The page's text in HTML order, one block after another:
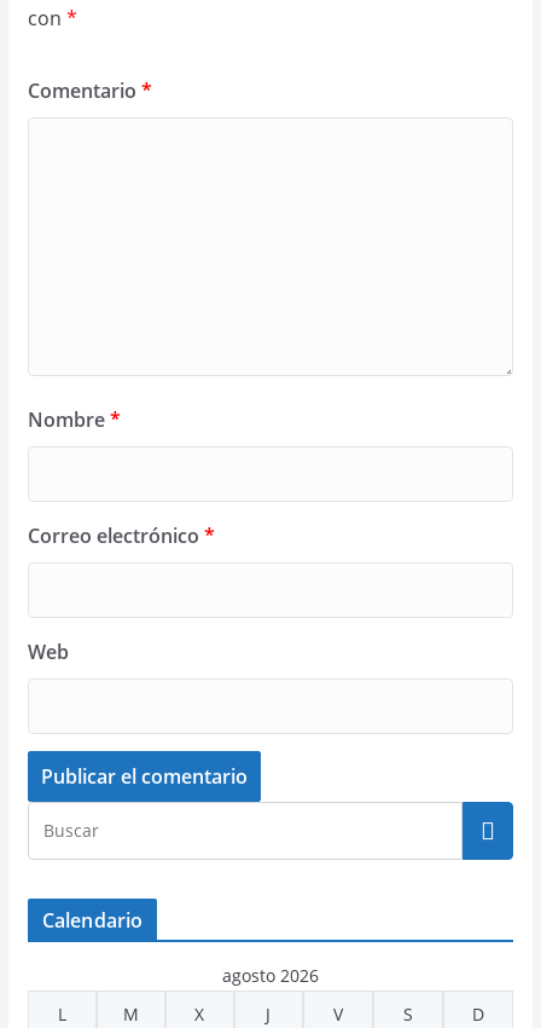
con *
Comentario *
Nombre*
Correo electrónico *
Web
Calendario
agosto 2026
L
M X J V S D